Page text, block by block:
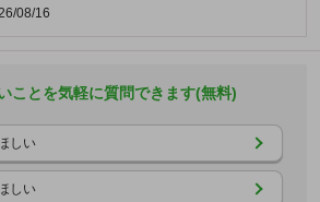
08/16
ことを気軽に質問できます(無料)
しい
しい